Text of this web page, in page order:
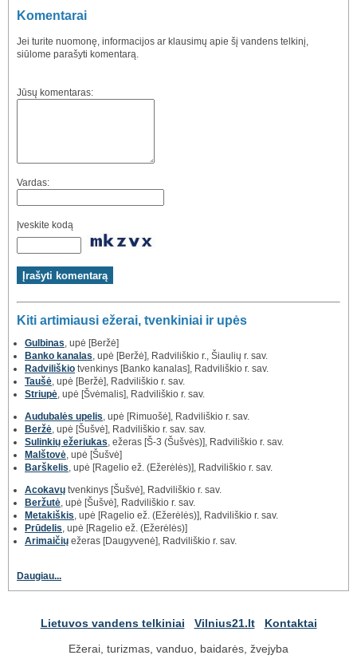
Komentarai
Jei turite nuomonę, informacijos ar klausimų apie šį vandens telkinį,
siūlome parašyti komentarą.
Jūsų komentaras:
Vardas:
Įveskite kodą
Kiti artimiausi ežerai, tvenkiniai ir upės
Gulbinas , upė [Beržė]
Banko kanalas , upė [Beržė], Radviliškio r., Šiaulių r. sav.
Radviliškio tvenkinys [Banko kanalas], Radviliškio r. sav.
Taušė , upė [Beržė], Radviliškio r. sav.
Striupė , upė [Švėmalis], Radviliškio r. sav.
Audubalės upelis , upė [Rimuošė], Radviliškio r. sav.
Beržė , upė [Šušvė], Radviliškio r. sav. sav.
Sulinkių ežeriukas , ežeras [Š-3 (Šušvės)], Radviliškio r. sav.
Malštovė , upė [Šušvė]
Barškelis , upė [Ragelio ež. (Ežerėlės)], Radviliškio r. sav.
Acokavų tvenkinys [Šušvė], Radviliškio r. sav.
Beržutė , upė [Šušvė], Radviliškio r. sav.
Metakiškis , upė [Ragelio ež. (Ežerėlės)], Radviliškio r. sav.
Prūdelis , upė [Ragelio ež. (Ežerėlės)]
Arimaičių ežeras [Daugyvenė], Radviliškio r. sav.
Daugiau...
Lietuvos vandens telkiniai Vilnius21.lt
Kontaktai
Ežerai, turizmas, vanduo, baidarės, žvejyba